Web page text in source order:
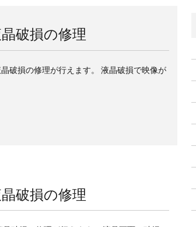
破損の修理
破損の修理が行えます。 液晶破損で映像が
破損の修理